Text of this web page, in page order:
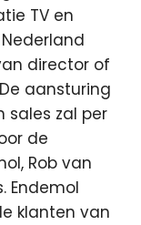
TV en
director of
aansturing
sales zal per
de
Rob van
Endemol
klanten van